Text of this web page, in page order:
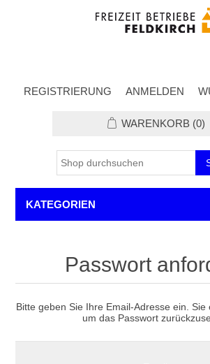
REGISTRIERUNG ANMELDEN
WARENKORB (0)
KATEGORIEN
Passwort
Bitte geben Sie Ihre Email-Adresse ein. Sie
um das Passwort